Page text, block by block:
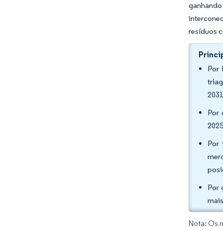
resíduos
Por
Por
Por
Por
Nota: Os